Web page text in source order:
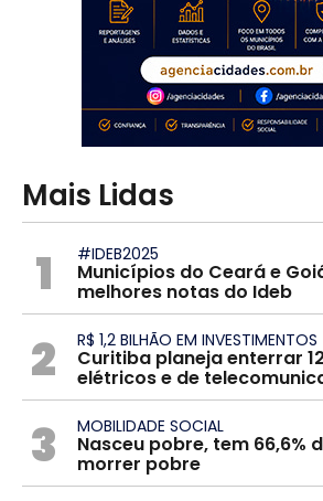
Mais Lidas
1 #IDEB2025
Municípios do Ceará e
melhores notas do Ideb
2 R$ 1,2 BILHÃO EM INVESTIMENTOS
Curitiba planeja enterrar
elétricos e de
3 MOBILIDADE SOCIAL
Nasceu pobre, tem 66,6%
morrer pobre